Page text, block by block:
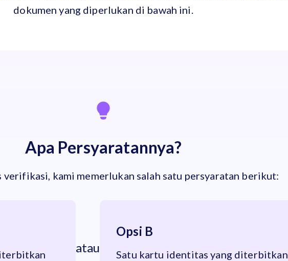
dokumen yang diperlukan di bawah ini.
Apa Persyaratannya?
verifikasi, kami memerlukan salah satu persyaratan berikut:
atau
Opsi B
Satu kartu identitas yang diterbitkan